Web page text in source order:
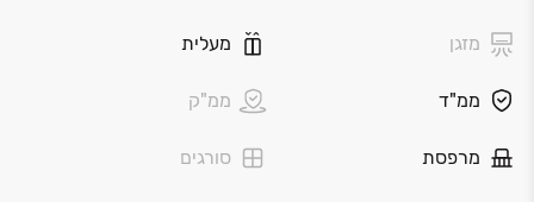
לשדרוג רמת החיים שלכם בדירות לכניסה מיידית בעלות
ומחסן.
מזגן מעלית
ממ"ד ממ"ק
מרפסת סורגים